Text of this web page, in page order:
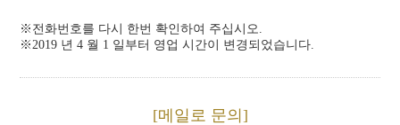
전화번호를 다시 한번 확인하여 주십시오.
2019 년 4 월 1 일부터 영업 시간이 변경되었습니다.
메일로 문의